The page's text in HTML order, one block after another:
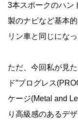
3本スポークのハン
製のナビなど基本
リン車と同じになっ
ただ、今回私が見
ド”プログレス
ケージ(Metal and
り高級感のあるデ